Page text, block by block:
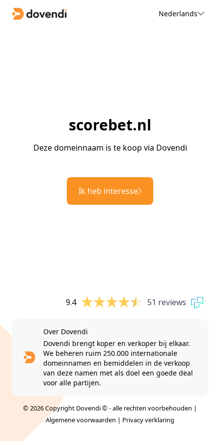
Nederlands
scorebet.nl
Deze domeinnaam is te koop via Dovendi
Ik heb interesse
9.4 51 reviews
Over Dovendi
Dovendi brengt koper en verkoper bij elkaar.
We beheren ruim 250.000 internationale
domeinnamen en bemiddelen in de verkoop
van deze namen met als doel een goede deal
voor alle partijen.
© 2026 Copyright Dovendi © - alle rechten voorbehouden |
Algemene voorwaarden | Privacy verklaring